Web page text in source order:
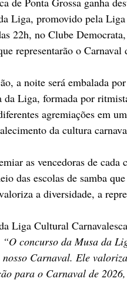
Liga, promovido pela
22h, no Clube
representarão o
a noite será embalada
da Liga, formada por
agremiações em
da cultura
as vencedoras de
das escolas de samba
a diversidade, a
Liga Cultural
“O concurso da Musa da
Carnaval. Ele
para o Carnaval de